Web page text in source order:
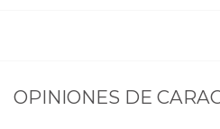
OPINIONES DE